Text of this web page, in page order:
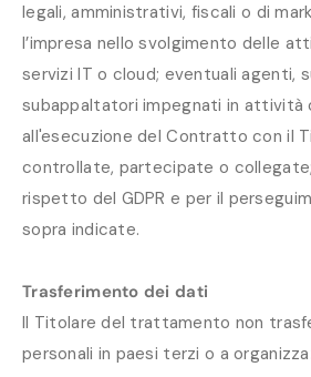
legali, amministrativi, fiscali o di
l’impresa nello svolgimento delle
servizi IT o cloud; eventuali agenti,
subappaltatori impegnati in attività
all'esecuzione del Contratto con il
controllate, partecipate o
rispetto del GDPR e per il
sopra indicate.
Trasferimento dei dati
Il Titolare del trattamento non
personali in paesi terzi o a